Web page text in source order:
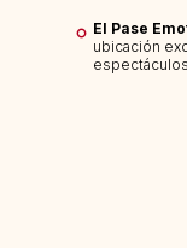
El Pase
ubicación